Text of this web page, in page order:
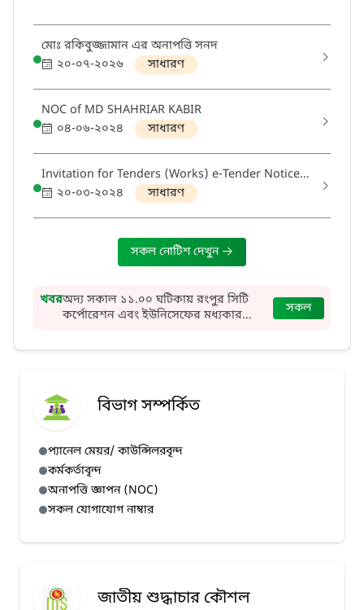
মোঃ রকিবুজ্জামান এর অনাপত্তি সনদ
২০-০৭-২০২৬
সাধারণ
NOC of MD SHAHRIAR KABIR
০৪-০৬-২০২৪
সাধারণ
Invitation for Tenders (Works) e-Tender Notice
No: 13/2023-2024
২০-০৩-২০২৪ সাধারণ
সকল নোটিশ দেখুন
খবরঅদ্য সকাল ১১.০০ ঘটিকায় রংপুর সিটি
কর্পোরেশন এবং ইউনিসেফের মধ্যকার
(Thematic Group) অনুষ্ঠিত হয়।
সকল
বিভাগ সম্পর্কিত
প্যানেল মেয়র/ কাউন্সিলরবৃন্দ
কর্মকর্তাবৃন্দ
অনাপত্তি জ্ঞাপন (NOC)
সকল যোগাযোগ নাম্বার
জাতীয় শুদ্ধাচার কৌশল